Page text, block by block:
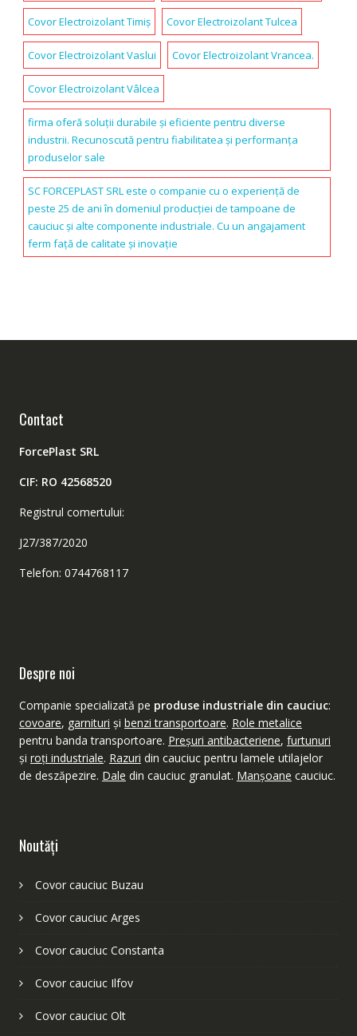
Covor Electroizolant Timiș Covor Electroizolant Tulcea
Covor Electroizolant Vaslui Covor Electroizolant Vrancea.
Covor Electroizolant Vâlcea
firma oferă soluții durabile și eficiente pentru diverse
industrii. Recunoscută pentru fiabilitatea și performanța
produselor sale
SC FORCEPLAST SRL este o companie cu o experiență de
peste 25 de ani în domeniul producției de tampoane de
cauciuc și alte componente industriale. Cu un angajament
ferm față de calitate și inovație
Contact
ForcePlast SRL
CIF: RO 42568520
Registrul comertului:
J27/387/2020
Telefon: 0744768117
Despre noi
Companie specializată pe produse industriale din cauciuc:
covoare, garnituri şi benzi transportoare. Role metalice
pentru banda transportoare. Preşuri antibacteriene, furtunuri
şi roţi industriale. Razuri din cauciuc pentru lamele utilajelor
de deszăpezire. Dale din cauciuc granulat. Manşoane cauciuc.
Noutăţi
Covor cauciuc Buzau
Covor cauciuc Arges
Covor cauciuc Constanta
Covor cauciuc Ilfov
Covor cauciuc Olt